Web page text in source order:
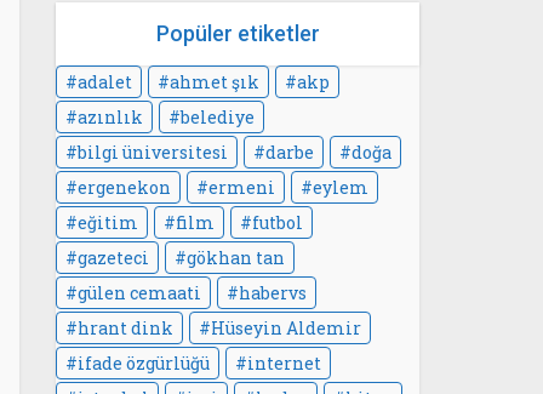
Popüler etiketler
adalet ahmet şık
akp
azınlık
belediye
bilgi üniversitesi
darbe
doğa
ergenekon
ermeni
eylem
eğitim
film
futbol
gazeteci
gökhan tan
gülen cemaati
habervs
hrant dink
Hüseyin Aldemir
ifade özgürlüğü
internet